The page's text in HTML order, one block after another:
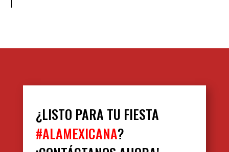
¿LISTO PARA TU FIESTA
#ALAMEXICANA?